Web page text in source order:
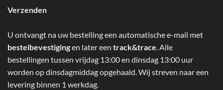
Verzenden
U ontvangt na uw bestelling een automatische e-mail met
bestelbevestigingen later een track&trace. Alle
bestellingen tussen vrijdag 13:00 en dinsdag 13:00 uur
worden op dinsdagmiddag opgehaald. Wij streven naar een
levering binnen 1 werkdag.